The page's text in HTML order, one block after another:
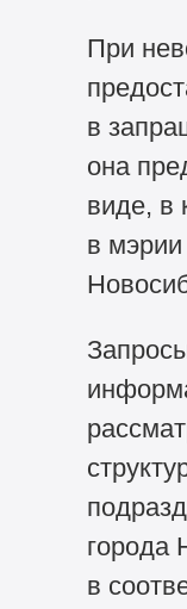
При
в
она
виде, в
в мэрии
города
в